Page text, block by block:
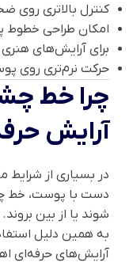
کنترل بالاتری روی
امکان طراحی خطوط
برای آرایش‌های
حرکت نرم‌تری روی
چرا خط
آرایش
در بسیاری از شرایط
دست با پوست،
شوند یا از بین بروند.
به همین دلیل
آرایش‌های حرفه‌ای